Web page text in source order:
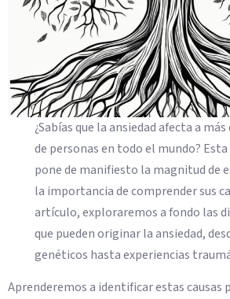
¿Sabías que la ansiedad afecta a
de personas en todo el mundo?
pone de manifiesto la magnitud de
la importancia de comprender sus
artículo, exploraremos a fondo las
que pueden originar la ansiedad,
genéticos hasta experiencias
Aprenderemos a identificar estas causas